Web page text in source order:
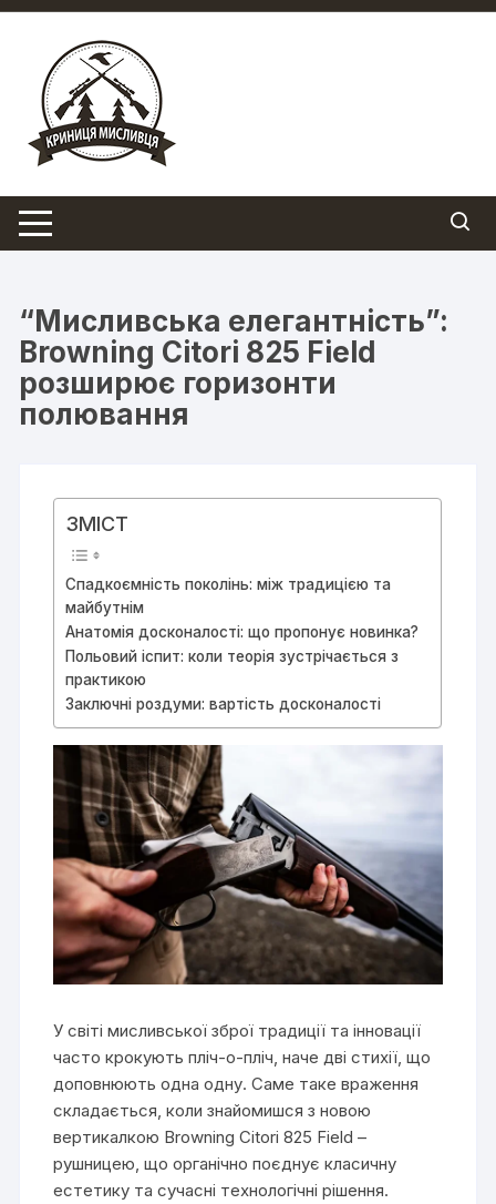
Перейти
вмісту
“Мисливська елегантність”:
Browning Citori 825 Field
розширює горизонти
полювання
ЗМІСТ
Спадкоємність поколінь: між традицією та
майбутнім
Анатомія досконалості: що пропонує новинка?
Польовий іспит: коли теорія зустрічається з
практикою
Заключні роздуми: вартість досконалості
У світі мисливської зброї традиції та інновації
часто крокують пліч-о-пліч, наче дві стихії, що
доповнюють одна одну. Саме таке враження
складається, коли знайомишся з новою
вертикалкою Browning Citori 825 Field –
рушницею, що органічно поєднує класичну
естетику та сучасні технологічні рішення.